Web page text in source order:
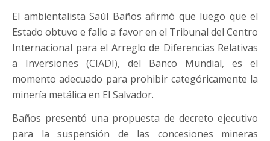
El ambientalista Saúl Baños afirmó que luego que el
Estado obtuvo e fallo a favor en el Tribunal del Centro
Internacional para el Arreglo de Diferencias Relativas
a Inversiones (CIADI), del Banco Mundial, es el
momento adecuado para prohibir categóricamente la
minería metálica en El Salvador.
Baños presentó una propuesta de decreto ejecutivo
para la suspensión de las concesiones mineras